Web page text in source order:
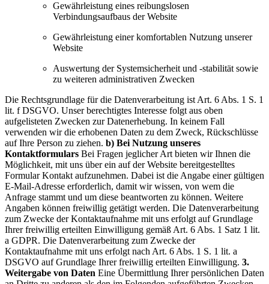
Gewährleistung eines reibungslosen
Verbindungsaufbaus der Website
Gewährleistung einer komfortablen Nutzung unserer
Website
Auswertung der Systemsicherheit und -stabilität sowie
zu weiteren administrativen Zwecken
Die Rechtsgrundlage für die Datenverarbeitung ist Art. 6 Abs. 1 S. 1
lit. f DSGVO. Unser berechtigtes Interesse folgt aus oben
aufgelisteten Zwecken zur Datenerhebung. In keinem Fall
verwenden wir die erhobenen Daten zu dem Zweck, Rückschlüsse
auf Ihre Person zu ziehen. b) Bei Nutzung unseres
Kontaktformulars Bei Fragen jeglicher Art bieten wir Ihnen die
Möglichkeit, mit uns über ein auf der Website bereitgestelltes
Formular Kontakt aufzunehmen. Dabei ist die Angabe einer gültigen
E-Mail-Adresse erforderlich, damit wir wissen, von wem die
Anfrage stammt und um diese beantworten zu können. Weitere
Angaben können freiwillig getätigt werden. Die Datenverarbeitung
zum Zwecke der Kontaktaufnahme mit uns erfolgt auf Grundlage
Ihrer freiwillig erteilten Einwilligung gemäß Art. 6 Abs. 1 Satz 1 lit.
a GDPR. Die Datenverarbeitung zum Zwecke der
Kontaktaufnahme mit uns erfolgt nach Art. 6 Abs. 1 S. 1 lit. a
DSGVO auf Grundlage Ihrer freiwillig erteilten Einwilligung. 3.
Weitergabe von Daten Eine Übermittlung Ihrer persönlichen Daten